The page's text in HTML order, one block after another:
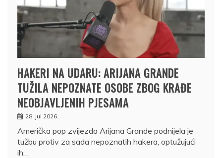
HAKERI NA UDARU: ARIJANA GRANDE
TUŽILA NEPOZNATE OSOBE ZBOG KRAĐE
NEOBJAVLJENIH PJESAMA
28. jul 2026.
Američka pop zvijezda Arijana Grande podnijela je
tužbu protiv za sada nepoznatih hakera, optužujući
ih…